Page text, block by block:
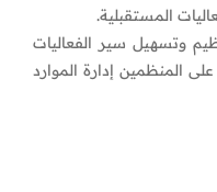
المستقبلية.
وتسهيل سير الفعاليات
المنظمين إدارة الموارد